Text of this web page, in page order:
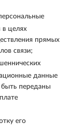
в целях
прямых
связи;
данные
переданы
его